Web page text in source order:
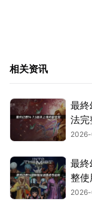
相关资讯
最終
法完
最終
整使